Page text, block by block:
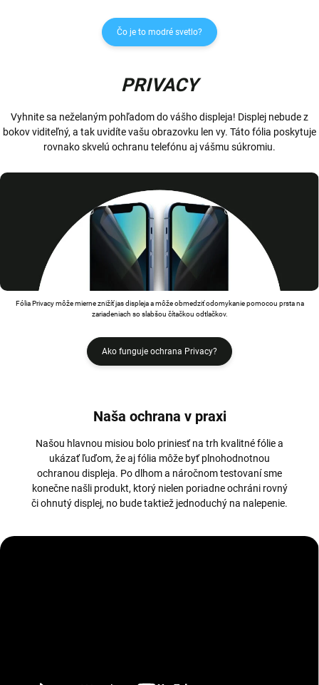
Čo je to modré svetlo?
PRIVACY
Vyhnite sa neželaným pohľadom do vášho displeja! Displej nebude z
bokov viditeľný, a tak uvidíte vašu obrazovku len vy. Táto fólia poskytuje
rovnako skvelú ochranu telefónu aj vášmu súkromiu.
Fólia Privacy môže mierne znižíť jas displeja a môže obmedziť odomykanie pomocou prsta na
zariadeniach so slabšou čítačkou odtlačkov.
Ako funguje ochrana Privacy?
Naša ochrana v praxi
Našou hlavnou misiou bolo priniesť na trh kvalitné fólie a
ukázať ľuďom, že aj fólia môže byť plnohodnotnou
ochranou displeja. Po dlhom a náročnom testovaní sme
konečne našli produkt, ktorý nielen poriadne ochráni rovný
či ohnutý displej, no bude taktiež jednoduchý na nalepenie.